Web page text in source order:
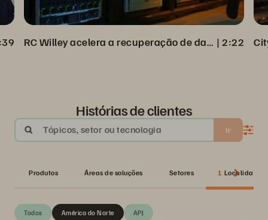
RC Willey acelera a recuperação de dados completa com o Veeam Backup | 2:22
Histórias de clientes
Tópicos, setor ou tecnologia Ir
Produtos Áreas de soluções Setores 1 Localidades
Todos América do Norte APJ